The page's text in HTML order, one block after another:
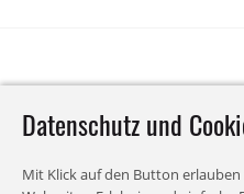
Datenschutz und
Mit Klick auf den Button